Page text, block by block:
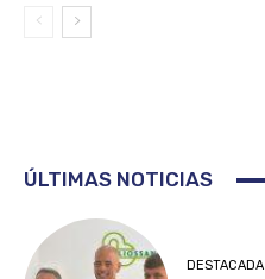
ÚLTIMAS NOTICIAS
DESTACADA